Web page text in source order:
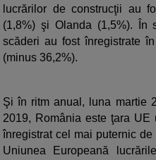
lucrărilor de construcţii au
(1,8%) şi Olanda (1,5%). În
scăderi au fost înregistrate
(minus 36,2%).
Şi în ritm anual, luna martie
2019, România este ţara
înregistrat cel mai puternic
Uniunea Europeană